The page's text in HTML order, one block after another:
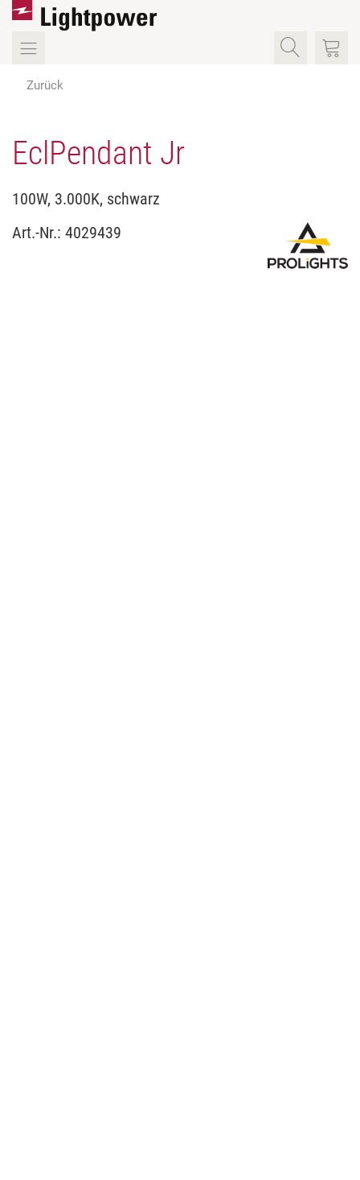
Zurück
EclPendant Jr
100W, 3.000K, schwarz
Art.-Nr.: 4029439